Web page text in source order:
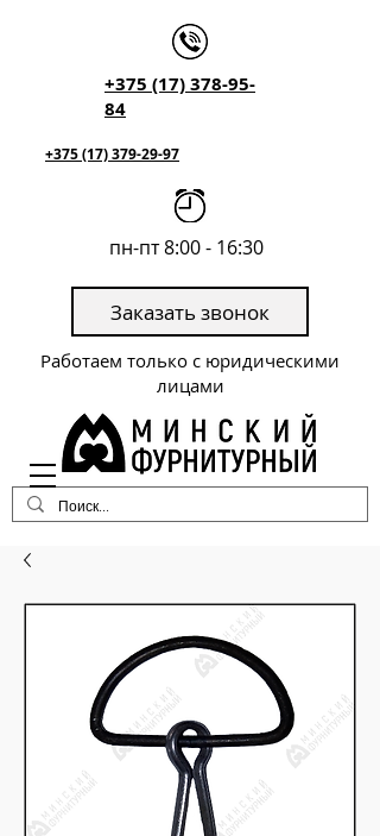
+375 (17) 378-95-
84
Заказать звонок
пн-пт 8:00 - 16:30
Работаем только с юридическими
лицами
+375 (17) 379-29-97